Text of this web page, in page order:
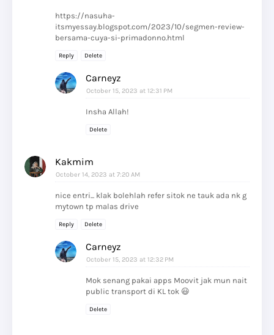
https://nasuha-
itsmyessay.blogspot.com/2023/10/segmen-review-
bersama-cuya-si-primadonno.html
Reply Delete
Carneyz
October 15, 2023 at 12:31 PM
Insha Allah!
Delete
Kakmim
October 14, 2023 at 7:20 AM
nice entri... klak bolehlah refer sitok ne tauk ada nk g
mytown tp malas drive
Reply Delete
Carneyz
October 15, 2023 at 12:32 PM
Mok senang pakai apps Moovit jak mun nait
public transport di KL tok 😃
Delete